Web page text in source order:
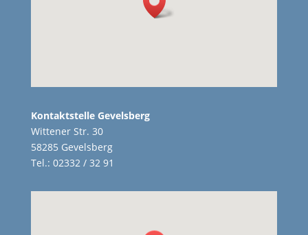
Kontaktstelle Gevelsberg
Wittener Str. 30
58285 Gevelsberg
Tel.: 02332 / 32 91